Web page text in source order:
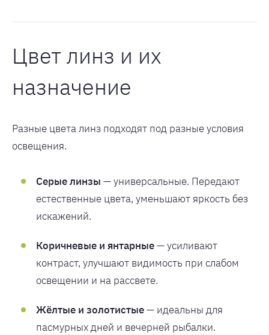
Цвет линз и их
назначение
Разные цвета линз подходят под разные условия
освещения.
Серые линзы — универсальные. Передают
естественные цвета, уменьшают яркость без
искажений.
Коричневые и янтарные— усиливают
контраст, улучшают видимость при слабом
освещении и на рассвете.
Жёлтые и золотистые— идеальны для
пасмурных дней и вечерней рыбалки.